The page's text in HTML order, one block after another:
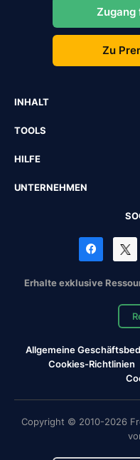
Zu
INHALT
TOOLS
HILFE
UNTERNEHMEN
Erhalte exklusive
Allgemeine
Cookies-Richtlinien
Copyright © 2010-2026